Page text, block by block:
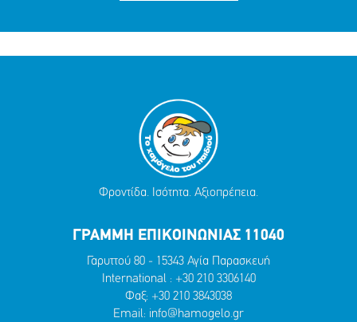
Φροντίδα. Ισότητα. Αξιοπρέπεια.
ΓΡΑΜΜΗ ΕΠΙΚΟΙΝΩΝΙΑΣ 11040
Γαρυττού 80 - 15343 Αγία Παρασκευή
International : +30 210 3306140
Φαξ: +30 210 3843038
Email: info@hamogelo.gr